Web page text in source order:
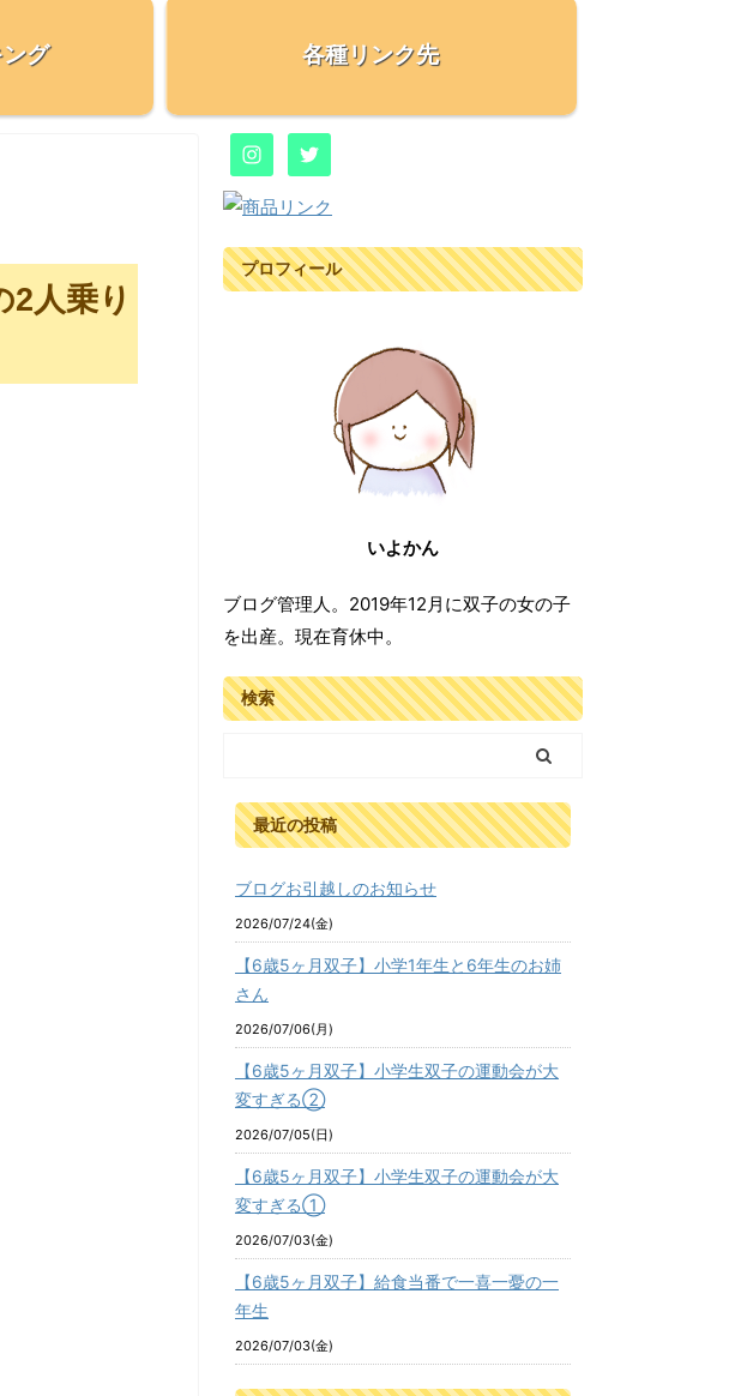
グ 各種リンク先
人乗り
プロフィール
いよかん
ブログ管理人。2019年12月に双子の女の子
を出産。現在育休中。
検索
最近の投稿
ブログお引越しのお知らせ
2026/07/24(金)
【6歳5ヶ月双子】小学1年生と6年生のお姉
さん
2026/07/06(月)
【6歳5ヶ月双子】小学生双子の運動会が大
変すぎる②
2026/07/05(日)
【6歳5ヶ月双子】小学生双子の運動会が大
変すぎる①
2026/07/03(金)
【6歳5ヶ月双子】給食当番で一喜一憂の一
年生
2026/07/03(金)